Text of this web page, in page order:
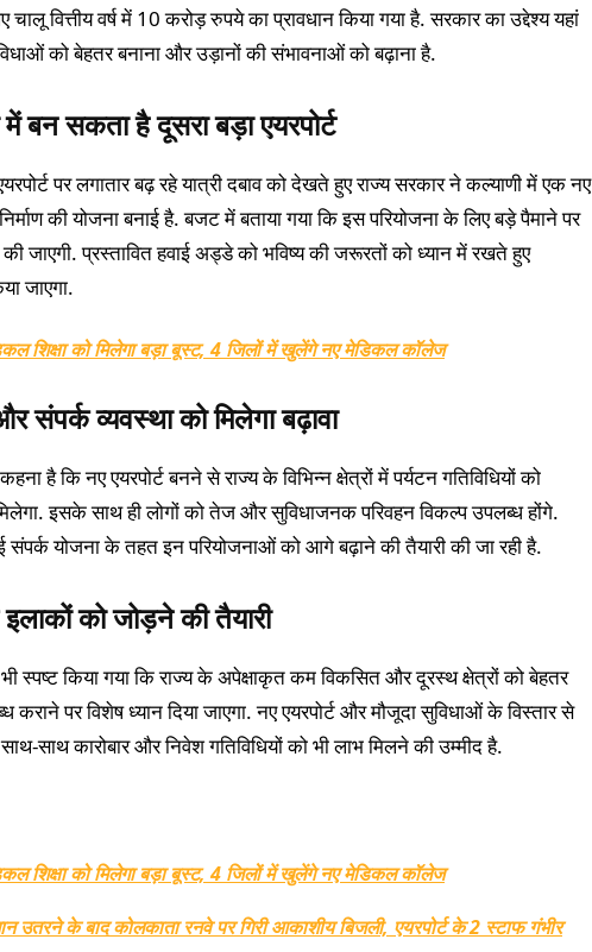
वित्तीय वर्ष में 10 करोड़ रुपये का प्रावधान किया गया है. सरकार का उद्देश्य यहां
को बेहतर बनाना और उड़ानों की संभावनाओं को बढ़ाना है.
बन सकता है दूसरा बड़ा एयरपोर्ट
पर लगातार बढ़ रहे यात्री दबाव को देखते हुए राज्य सरकार ने कल्याणी में एक नए
की योजना बनाई है. बजट में बताया गया कि इस परियोजना के लिए बड़े पैमाने पर
की जाएगी. प्रस्तावित हवाई अड्डे को भविष्य की जरूरतों को ध्यान में रखते हुए
जाएगा.
शिक्षा को मिलेगा बड़ा बूस्ट, 4 जिलों में खुलेंगे नए मेडिकल कॉलेज
संपर्क व्यवस्था को मिलेगा बढ़ावा
है कि नए एयरपोर्ट बनने से राज्य के विभिन्न क्षेत्रों में पर्यटन गतिविधियों को
इसके साथ ही लोगों को तेज और सुविधाजनक परिवहन विकल्प उपलब्ध होंगे.
संपर्क योजना के तहत इन परियोजनाओं को आगे बढ़ाने की तैयारी की जा रही है.
को जोड़ने की तैयारी
स्पष्ट किया गया कि राज्य के अपेक्षाकृत कम विकसित और दूरस्थ क्षेत्रों को बेहतर
कराने पर विशेष ध्यान दिया जाएगा. नए एयरपोर्ट और मौजूदा सुविधाओं के विस्तार से
साथ कारोबार और निवेश गतिविधियों को भी लाभ मिलने की उम्मीद है.
शिक्षा को मिलेगा बड़ा बूस्ट, 4 जिलों में खुलेंगे नए मेडिकल कॉलेज
उतरने के बाद कोलकाता रनवे पर गिरी आकाशीय बिजली, एयरपोर्ट के 2 स्टाफ गंभीर